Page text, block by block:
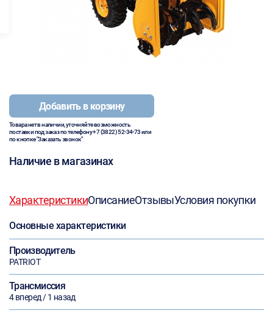
Добавить в корзину
Товара нет в наличии, уточняйте возможность
поставки под заказ по телефону+7 (3822) 52-34-73или
по кнопке "Заказать звонок"
Наличие в магазинах
ХарактеристикиОписаниеОтзывыУсловия покупки
Основные характеристики
Производитель
PATRIOT
Трансмиссия
4 вперед / 1 назад